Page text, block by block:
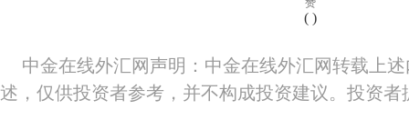
赞
( )
中金在线外汇网声明：中金在线外汇网转载上
述，仅供投资者参考，并不构成投资建议。投资